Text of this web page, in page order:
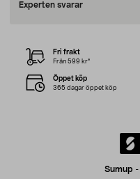
Experten svarar
Sumup -
Fri frakt
Från 599 kr*
Öppet köp
365 dagar öppet köp